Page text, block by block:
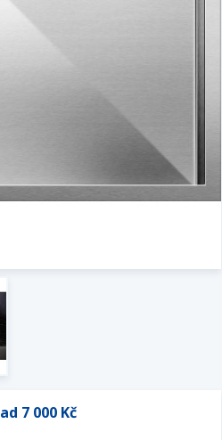
7 000 Kč